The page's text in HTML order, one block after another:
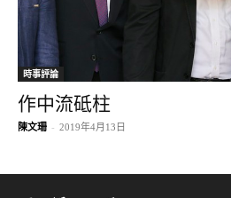
時事評論
作中流砥柱
陳文珊 - 2019年4月13日